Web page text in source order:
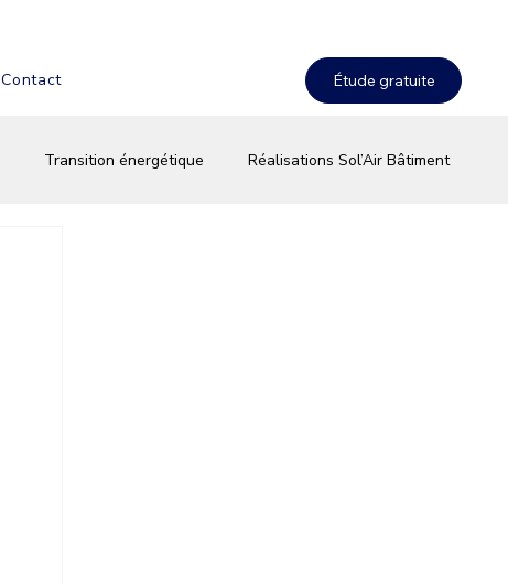
Contact
Transition énergétique Réalisations Sol’Air Bâtiment